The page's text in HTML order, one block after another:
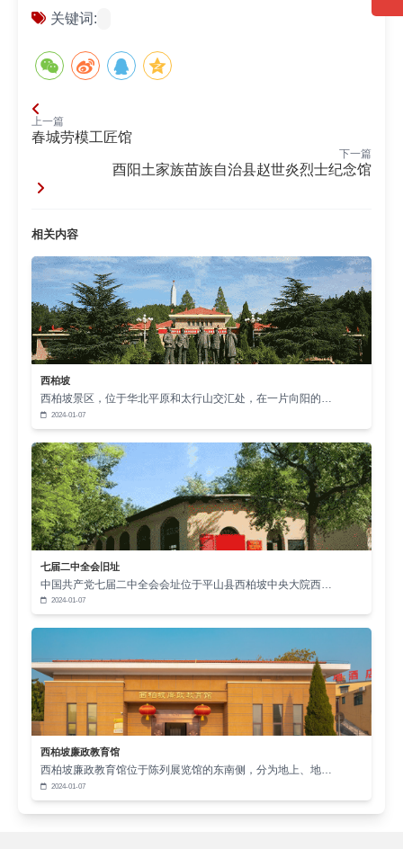
关键词:
上一篇
春城劳模工匠馆
下一篇
酉阳土家族苗族自治县赵世炎烈士纪念馆
相关内容
西柏坡
西柏坡景区，位于华北平原和太行山交汇处，在一片向阳的…
2024-01-07
七届二中全会旧址
中国共产党七届二中全会会址位于平山县西柏坡中央大院西…
2024-01-07
西柏坡廉政教育馆
西柏坡廉政教育馆位于陈列展览馆的东南侧，分为地上、地…
2024-01-07